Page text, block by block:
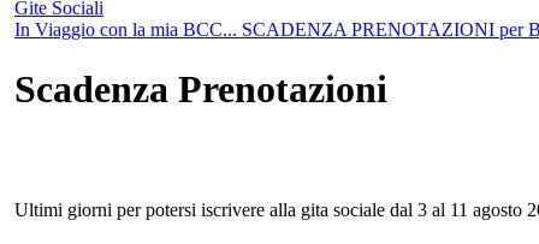
Gite Sociali
In Viaggio con la mia BCC... SCADENZA PRENOTAZIONI per
Scadenza Prenotazioni
Ultimi giorni per potersi iscrivere alla gita sociale dal 3 al 11 agosto